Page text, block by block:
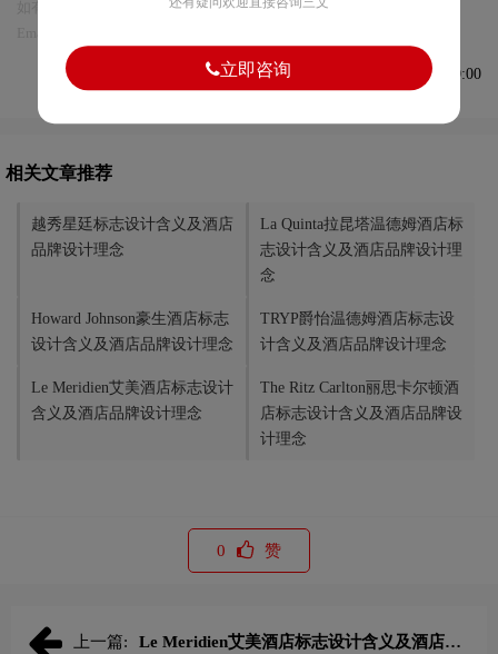
如有内容侵犯您的合法权益，请及时与我们联系
发布于2025-10-01 08:00:00
相关文章推荐
越秀星廷标志设计含义及酒店
品牌设计理念
La Quinta拉昆塔温德姆酒店标
志设计含义及酒店品牌设计理
念
Howard Johnson豪生酒店标志
设计含义及酒店品牌设计理念
TRYP爵怡温德姆酒店标志设
计含义及酒店品牌设计理念
Le Meridien艾美酒店标志设计
含义及酒店品牌设计理念
The Ritz Carlton丽思卡尔顿酒
店标志设计含义及酒店品牌设
计理念
0 赞
上一篇:
Le Meridien艾美酒店标志设计含义及酒店品
立即咨询